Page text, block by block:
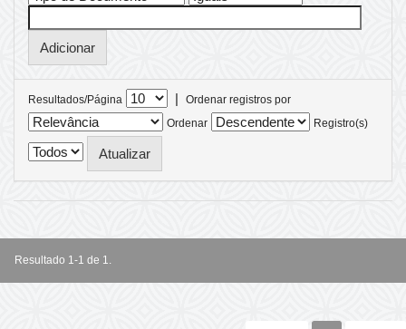
Resultados/Página |
Ordenar registros por
Ordenar
Registro(s)
Resultado 1-1 de 1.